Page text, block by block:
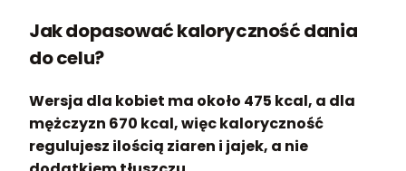
Jak dopasować kaloryczność dania
do celu?
Wersja dla kobiet ma około 475 kcal, a dla
mężczyzn 670 kcal, więc kaloryczność
regulujesz ilością ziaren i jajek, a nie